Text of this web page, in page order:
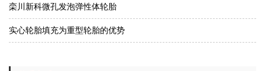
栾川新科微孔发泡弹性体轮胎
实心轮胎填充为重型轮胎的优势